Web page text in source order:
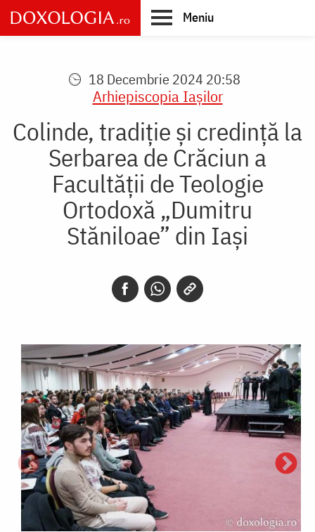
Skip
to
main
Meniu
18 Decembrie 2024 20:58
Arhiepiscopia Iaşilor
Colinde, tradiție și credință la
Serbarea de Crăciun a
Facultății de Teologie
Ortodoxă „Dumitru
Stăniloae” din Iași